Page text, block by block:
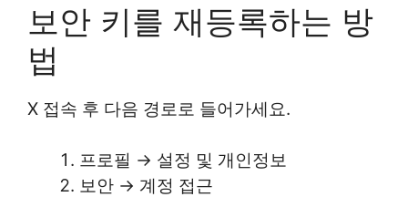
보안 키를 재등록하는 방
법
X 접속 후 다음 경로로 들어가세요.
프로필 → 설정 및 개인정보
보안 → 계정 접근